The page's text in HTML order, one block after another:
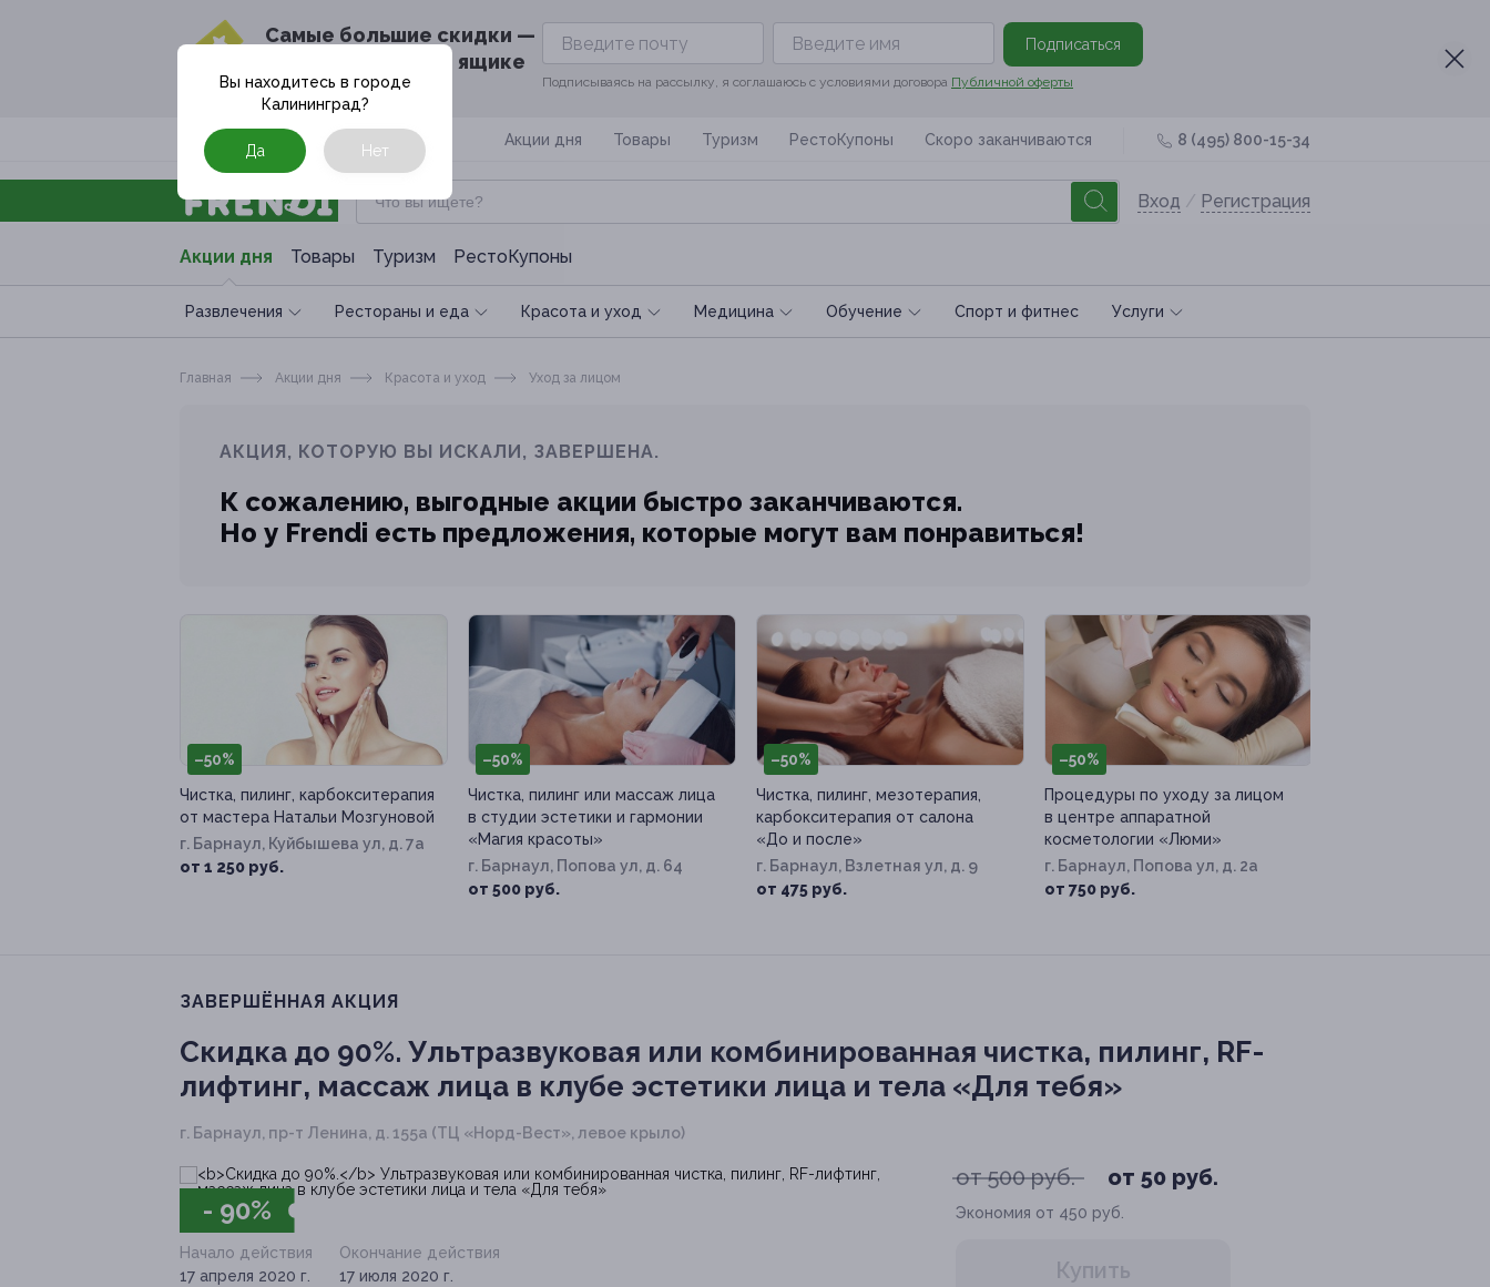
Cамые большие скидки —
в твоём почтовом ящике
Подписаться
Подписываясь на рассылку, я соглашаюсь с условиями договора Публичной оферты
Москва Акции дня Товары Туризм РестоКупоны Скоро заканчиваются 8 (495) 800-15-34
Вход / Регистрация
Акции дня Товары Туризм РестоКупоны
Развлечения Рестораны и еда Красота и уход Медицина Обучение Спoрт и фитнес Услуги
Вы находитесь в городе
Калининград?
Да Нет
Главная Акции дня Красота и уход Уход за лицом
АКЦИЯ, КОТОРУЮ ВЫ ИСКАЛИ, ЗАВЕРШЕНА.
К сожалению, выгодные акции быстро заканчиваются.
Но у Frendi есть предложения, которые могут вам понравиться!
–50%
Чистка, пилинг, карбокситерапия
от мастера Натальи Мозгуновой
г. Барнаул, Куйбышева ул, д. 7а
от 1 250 руб.
–50%
Чистка, пилинг или массаж лица
в студии эстетики и гармонии
«Магия красоты»
г. Барнаул, Попова ул, д. 64
от 500 руб.
–50%
Чистка, пилинг, мезотерапия,
карбокситерапия от салона
«До и после»
г. Барнаул, Взлетная ул, д. 9
от 475 руб.
–50%
Процедуры по уходу за лицом
в центре аппаратной
косметологии «Люми»
г. Барнаул, Попова ул, д. 2а
от 750 руб.
ЗАВЕРШЁННАЯ АКЦИЯ
Скидка до 90%. Ультразвуковая или комбинированная чистка, пилинг, RF-
лифтинг, массаж лица в клубе эстетики лица и тела «Для тебя»
г. Барнаул, пр-т Ленина, д. 155а (ТЦ «Норд-Вест», левое крыло)
- 90%
от 500 руб. от 50 руб.
Экономия от 450 руб.
Купить
Начало действия
17 апреля 2020 г.
Окончание действия
17 июля 2020 г.